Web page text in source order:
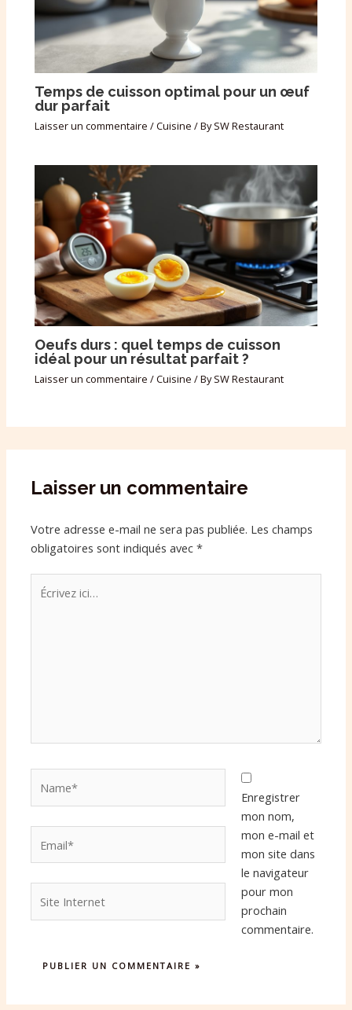
Temps de cuisson optimal pour un œuf
dur parfait
Laisser un commentaire /Cuisine / BySW Restaurant
Oeufs durs : quel temps de cuisson
idéal pour un résultat parfait ?
Laisser un commentaire /Cuisine / BySW Restaurant
Laisser un commentaire
Votre adresse e-mail ne sera pas publiée. Les champs
obligatoires sont indiqués avec*
Écrivez
ici…
Internet
Enregistrer
mon nom,
mon e-mail et
mon site dans
le navigateur
pour mon
prochain
commentaire.